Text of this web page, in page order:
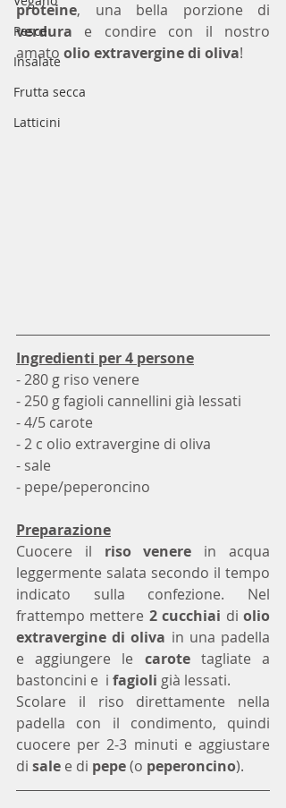
Pesce
Insalate
Frutta secca
Latticini
proteine
verdura e condire con il nostro
amato olio extravergine di oliva!
Ingredienti per 4 persone
- 280 g riso venere
- 250 g fagioli cannellini già lessati
- 4/5 carote
- 2 c olio extravergine di oliva
- sale
- pepe/peperoncino
Preparazione
Cuocere il riso venere in acqua
leggermente salata secondo il tempo
indicato sulla confezione. Nel
frattempo mettere 2 cucchiai di olio
extravergine di oliva in una padella
e aggiungere le carote tagliate a
bastoncini e i fagioli già lessati.
Scolare il riso direttamente nella
padella con il condimento, quindi
cuocere per 2-3 minuti e aggiustare
di sale e di pepe (o peperoncino).